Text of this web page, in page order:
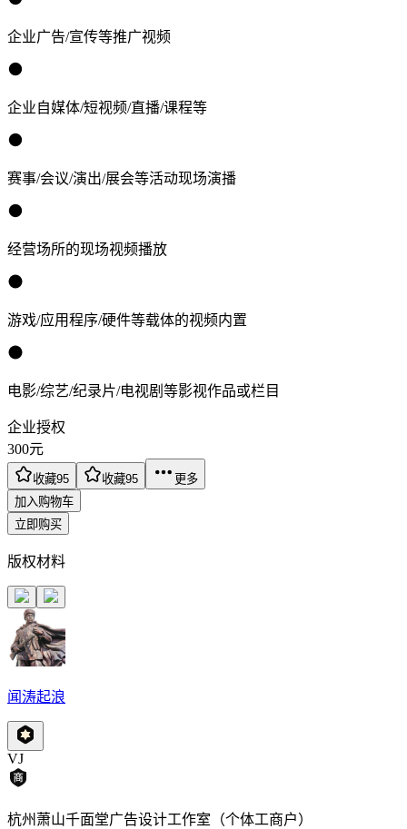
企业广告/宣传等推广视频
企业自媒体/短视频/直播/课程等
赛事/会议/演出/展会等活动现场演播
经营场所的现场视频播放
游戏/应用程序/硬件等载体的视频内置
电影/综艺/纪录片/电视剧等影视作品或栏目
企业授权
300元
收藏95 收藏95
更多
加入购物车
立即购买
版权材料
闻涛起浪
VJ
杭州萧山千面堂广告设计工作室（个体工商户）